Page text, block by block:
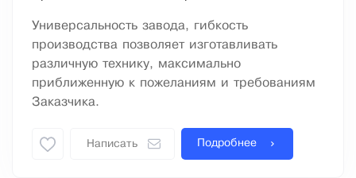
Универсальность завода, гибкость
производства позволяет изготавливать
различную технику, максимально
приближенную к пожеланиям и требованиям
Заказчика.
Написать Подробнее